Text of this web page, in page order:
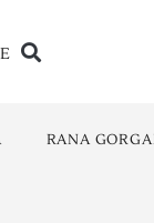
RANA